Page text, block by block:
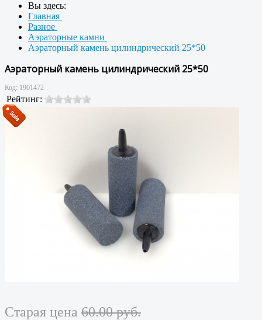
Вы здесь:
Главная
Разное
Аэраторные камни
Аэраторный камень цилиндрический 25*50
Аэраторный камень цилиндрический 25*50
Код: 1901472
Рейтинг:
Старая цена 60.00 руб.